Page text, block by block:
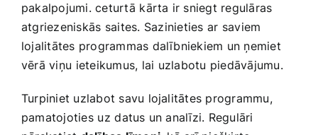
pakalpojumi. ceturtā ⁤kārta‍ ir​ sniegt regulāras ​
atgriezeniskās⁢ saites.⁣ Sazinieties​ ar ⁣saviem
lojalitātes programmas dalībniekiem un ņemiet‍
vērā viņu⁤ ieteikumus, lai⁢ uzlabotu piedāvājumu.
Turpiniet uzlabot savu‍ lojalitātes programmu,
pamatojoties⁤ uz ⁣datus un analīzi. Regulāri⁤